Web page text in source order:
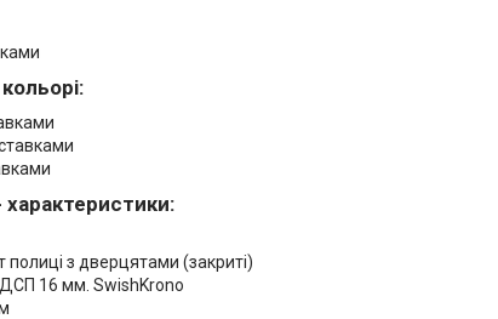
характеристики:
полиці з дверцятами (закриті)
16 мм. SwishKrono